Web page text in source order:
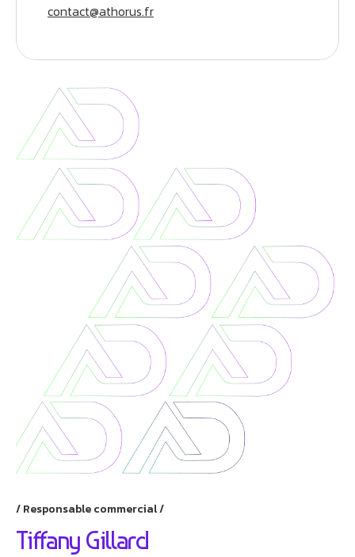
contact@athorus.fr
Responsable commercial
Tiffany Gillard